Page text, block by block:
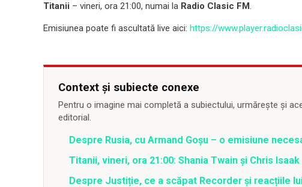
Titanii – vineri, ora 21:00, numai la Radio Clasic FM.
Emisiunea poate fi ascultată live aici: https://
Context și subiecte conexe
Pentru o imagine mai completă a subiectului, urmărește și
editorial.
Despre Rusia, cu Armand Goșu – o emisiune
Titanii, vineri, ora 21:00: Shania Twain și Chris Isaak
Despre Justiție, ce a scăpat Recorder și reacțiile